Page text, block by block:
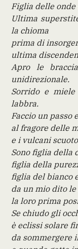
Figlia delle
Ultima
la chioma
prima di
ultima
Apro le
unidirezionale.
Sorrido e
labbra.
Faccio un
al fragore delle
e i vulcani
Sono figlia della
figlia della
figlia del bianco
da un mio dito
la loro prima
Se chiudo gli
è eclissi solare
da sommergere